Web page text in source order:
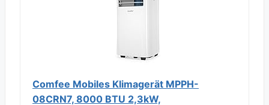
Comfee Mobiles Klimagerät MPPH-
08CRN7, 8000 BTU 2,3kW,